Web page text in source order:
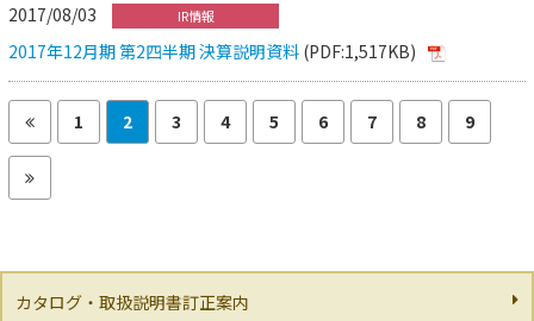
2017/08/03 IR情報
2017年12月期 第2四半期 決算説明資料 (PDF:1,517KB)
1 2 3 4 5 6 7 8 9
カタログ・取扱説明書訂正案内